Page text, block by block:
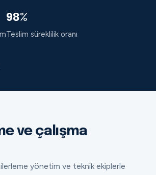
98%
Teslim süreklilik oranı
ve çalışma
yönetim ve teknik ekiplerle